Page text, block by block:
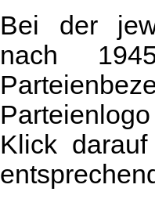
Bei der
nach
Klick